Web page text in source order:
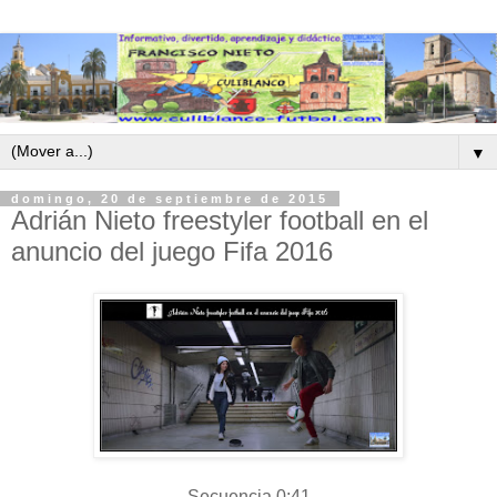
▼
domingo, 20 de septiembre de 2015
Adrián Nieto freestyler football en el
anuncio del juego Fifa 2016